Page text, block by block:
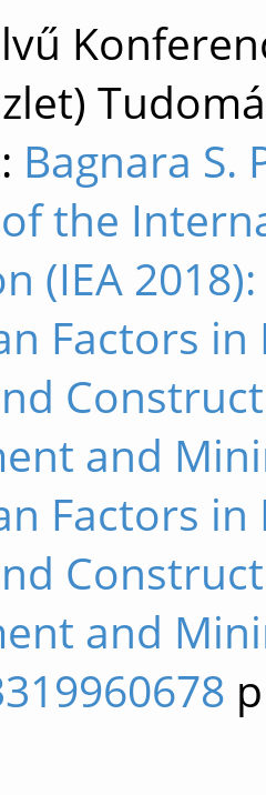
Bagnara S.
the
(IEA
Factors
and
Factors
and